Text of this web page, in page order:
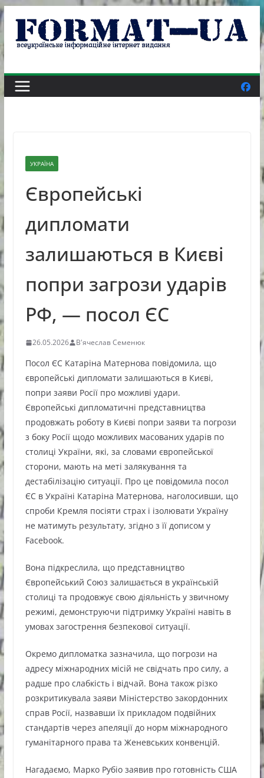
Skip
content
УКРАЇНА
Європейські
дипломати
залишаються в Києві
попри загрози ударів
РФ, — посол ЄС
26.05.2026 В'ячеслав Семенюк
Посол ЄС Катаріна Матернова повідомила, що
європейські дипломати залишаються в Києві,
попри заяви Росії про можливі удари.
Європейські дипломатичні представництва
продовжать роботу в Києві попри заяви та погрози
з боку Росії щодо можливих масованих ударів по
столиці України, які, за словами європейської
сторони, мають на меті залякування та
дестабілізацію ситуації. Про це повідомила посол
ЄС в Україні Катаріна Матернова, наголосивши, що
спроби Кремля посіяти страх і ізолювати Україну
не матимуть результату, згідно з її дописом у
Facebook.
Вона підкреслила, що представництво
Європейський Союз залишається в українській
столиці та продовжує свою діяльність у звичному
режимі, демонструючи підтримку Україні навіть в
умовах загострення безпекової ситуації.
Окремо дипломатка зазначила, що погрози на
адресу міжнародних місій не свідчать про силу, а
радше про слабкість і відчай. Вона також різко
розкритикувала заяви Міністерство закордонних
справ Росії, назвавши їх прикладом подвійних
стандартів через апеляції до норм міжнародного
гуманітарного права та Женевських конвенцій.
Нагадаємо, Марко Рубіо заявив про готовність США